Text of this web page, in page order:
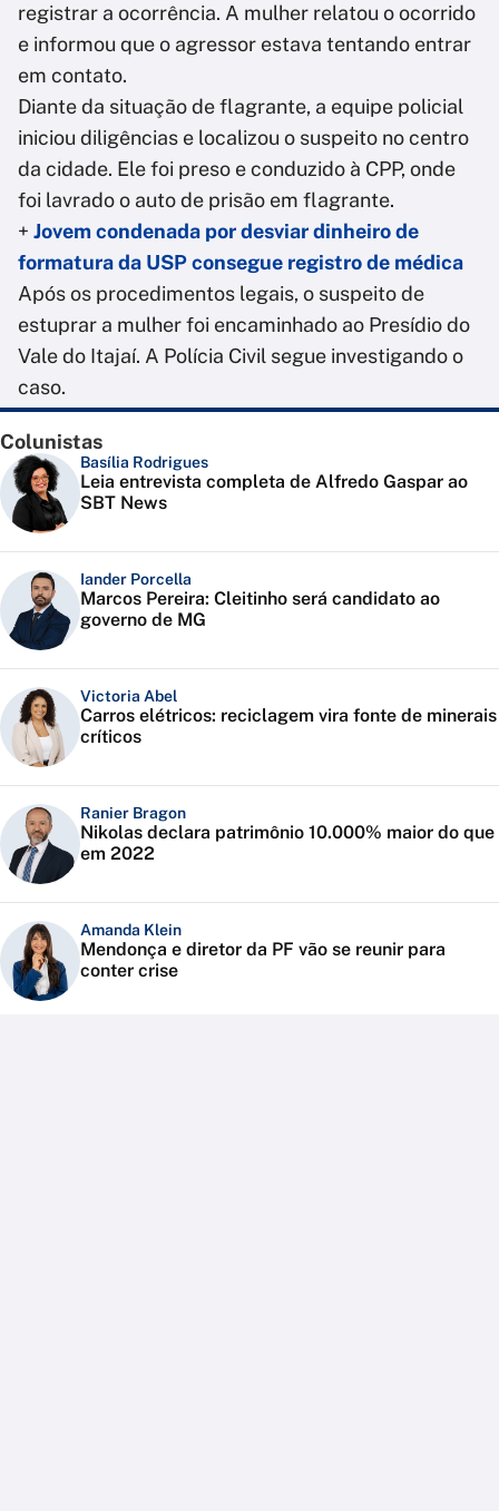
registrar a ocorrência. A mulher relatou o ocorrido
e informou que o agressor estava tentando entrar
em contato.
Diante da situação de flagrante, a equipe policial
iniciou diligências e localizou o suspeito no centro
da cidade. Ele foi preso e conduzido à CPP, onde
foi lavrado o auto de prisão em flagrante.
+ Jovem condenada por desviar dinheiro de
formatura da USP consegue registro de médica
Após os procedimentos legais, o suspeito de
estuprar a mulher foi encaminhado ao Presídio do
Vale do Itajaí. A Polícia Civil segue investigando o
caso.
Colunistas
Basília Rodrigues
Leia entrevista completa de Alfredo Gaspar ao
SBT News
Iander Porcella
Marcos Pereira: Cleitinho será candidato ao
governo de MG
Victoria Abel
Carros elétricos: reciclagem vira fonte de minerais
críticos
Ranier Bragon
Nikolas declara patrimônio 10.000% maior do que
em 2022
Amanda Klein
Mendonça e diretor da PF vão se reunir para
conter crise